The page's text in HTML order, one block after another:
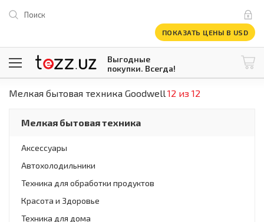
Поиск
ПОКАЗАТЬ ЦЕНЫ В USD
Выгодные
покупки. Всегда!
1 USD = 12 296.16 сум\ @tezzuz
Все категории
Компьютеры и оргтехника
Телевизоры
Климатическая техника
Встраиваемая техника
Климатическая техника
Встраиваемая техника
Крупнобытовая техника
Мелкая бытовая техника Goodwell12 из 12
Мелкая бытовая техника
Аксессуары
Автохолодильники
Техника для обработки продуктов
Красота и Здоровье
Техника для дома